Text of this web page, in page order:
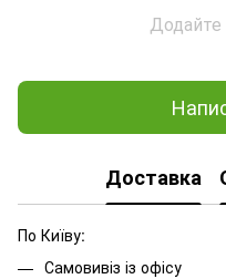
Додайте
Доставка
По Київу:
Самовивіз із офісу